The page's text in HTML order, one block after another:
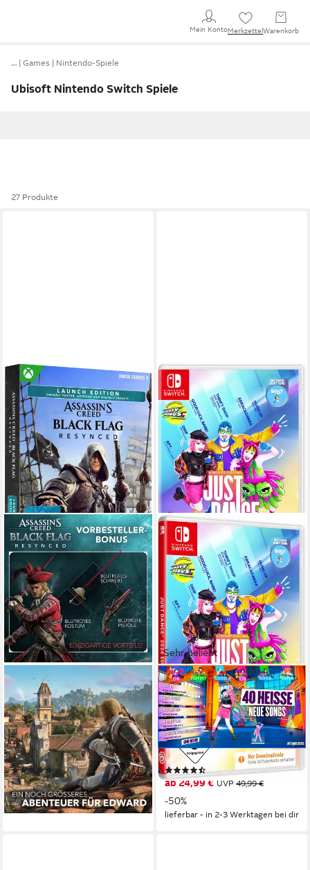
Mein KontoMerkzettel Warenkorb
… Games Nintendo-Spiele
Ubisoft Nintendo Switch Spiele
27 Produkte
UBISOFT
Assassin’s Creed Black Flag
Resynced - Launch Edition
Xbox Series X Plattform
ab 16 Jahren USK-Freigabe
Ubisoft Publisher
(7)
55,90 €
lieferbar - in 2-3 Werktagen bei dir
Sehr beliebt
UBISOFT
Just Dance 2026 (Code in
box)
Nintendo Switch Plattform
ab 0 Jahren USK-Freigabe
Ubisoft Publisher
(20)
ab 24,99 € UVP 49,99 €
-50%
lieferbar - in 2-3 Werktagen bei dir